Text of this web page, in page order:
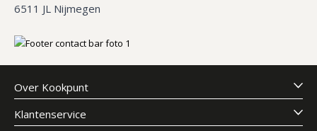
6511 JL Nijmegen
Over Kookpunt
Klantenservice